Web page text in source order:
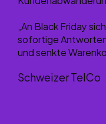
„An Black Friday
sofortige
und senkte
Schweizer TelCo